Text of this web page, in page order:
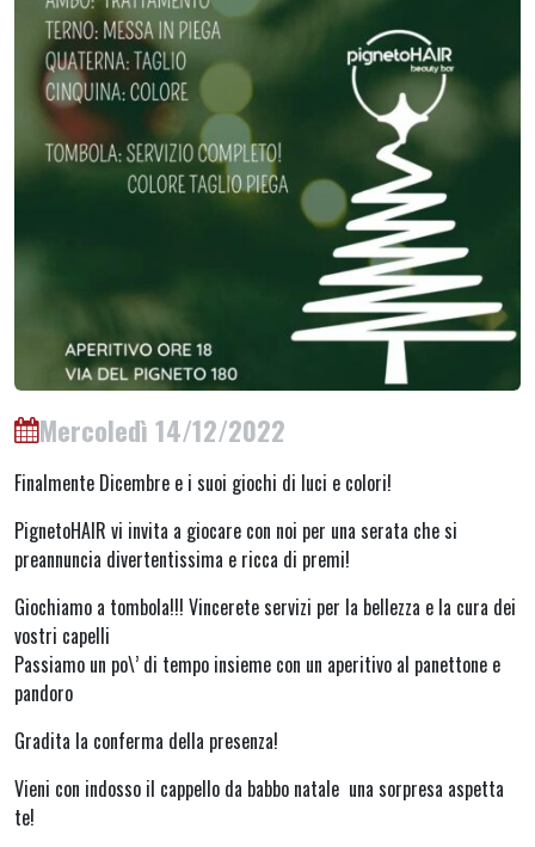
Mercoledì 14/12/2022
Finalmente Dicembre e i suoi giochi di luci e colori!
PignetoHAIR vi invita a giocare con noi per una serata che si
preannuncia divertentissima e ricca di premi!
Giochiamo a tombola!!! Vincerete servizi per la bellezza e la cura dei
vostri capelli
Passiamo un po\’ di tempo insieme con un aperitivo al panettone e
pandoro
Gradita la conferma della presenza!
Vieni con indosso il cappello da babbo natale una sorpresa aspetta
te!